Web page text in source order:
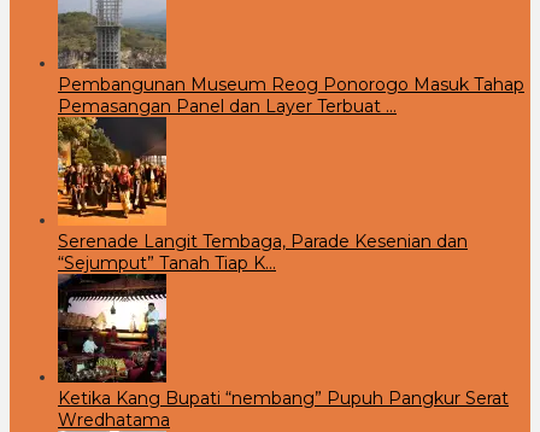
Pembangunan Museum Reog Ponorogo Masuk Tahap
Pemasangan Panel dan Layer Terbuat …
Serenade Langit Tembaga, Parade Kesenian dan
“Sejumput” Tanah Tiap K…
Ketika Kang Bupati “nembang” Pupuh Pangkur Serat
Wredhatama